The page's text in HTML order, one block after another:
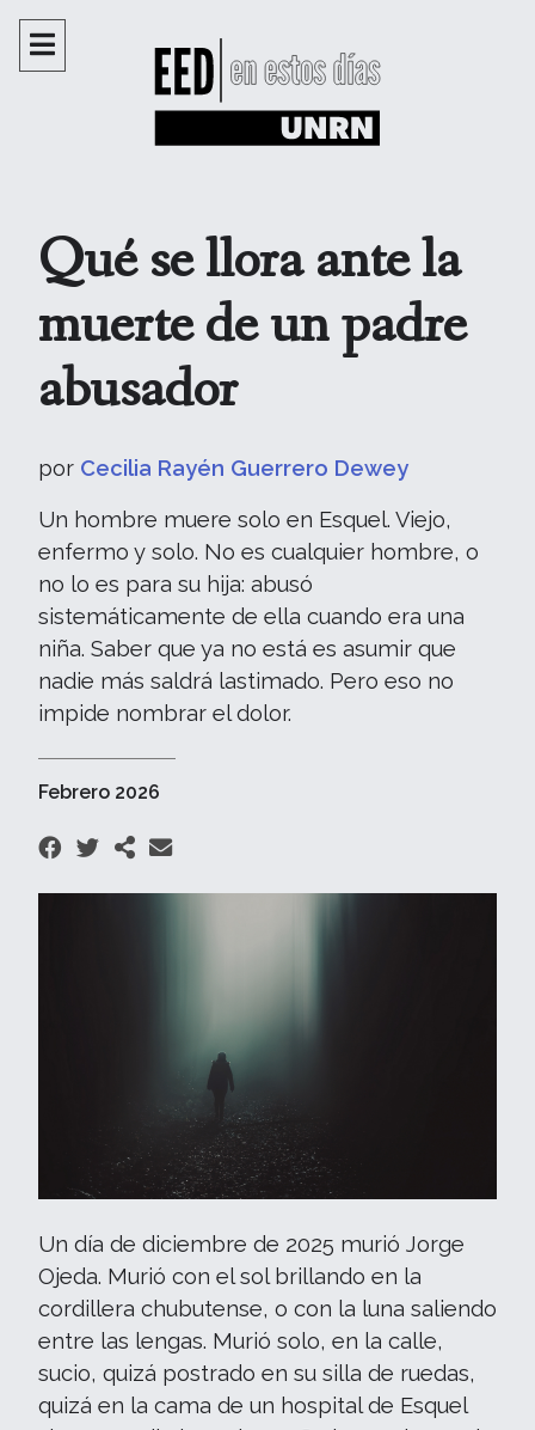
Qué se llora ante la
muerte de un padre
abusador
por Cecilia Rayén Guerrero Dewey
Un hombre muere solo en Esquel. Viejo,
enfermo y solo. No es cualquier hombre, o
no lo es para su hija: abusó
sistemáticamente de ella cuando era una
niña. Saber que ya no está es asumir que
nadie más saldrá lastimado. Pero eso no
impide nombrar el dolor.
Febrero 2026
Un día de diciembre de 2025 murió Jorge
Ojeda. Murió con el sol brillando en la
cordillera chubutense, o con la luna saliendo
entre las lengas. Murió solo, en la calle,
sucio, quizá postrado en su silla de ruedas,
quizá en la cama de un hospital de Esquel